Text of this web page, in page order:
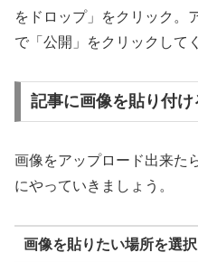
をドロップ」をクリック。
で「公開」をクリックして
記事に画像を貼り付け
画像をアップロード出来た
にやっていきましょう。
画像を貼りたい場所を選択